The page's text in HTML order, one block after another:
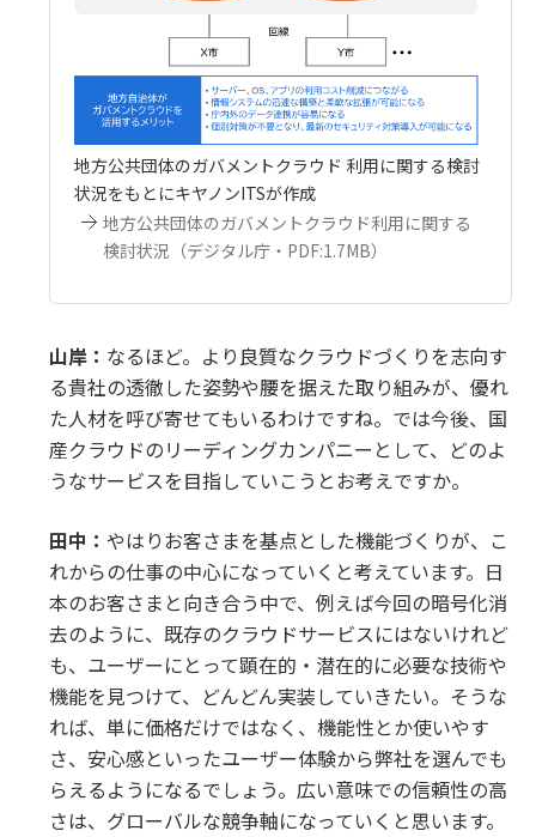
地方公共団体のガバメントクラウド 利用に関する検討
状況をもとにキヤノンITSが作成
地方公共団体のガバメントクラウド利用に関する
検討状況（デジタル庁・PDF:1.7MB）
山岸： なるほど。より良質なクラウドづくりを志向す
る貴社の透徹した姿勢や腰を据えた取り組みが、優れ
た人材を呼び寄せてもいるわけですね。では今後、国
産クラウドのリーディングカンパニーとして、どのよ
うなサービスを目指していこうとお考えですか。
田中： やはりお客さまを基点とした機能づくりが、こ
れからの仕事の中心になっていくと考えています。日
本のお客さまと向き合う中で、例えば今回の暗号化消
去のように、既存のクラウドサービスにはないけれど
も、ユーザーにとって顕在的・潜在的に必要な技術や
機能を見つけて、どんどん実装していきたい。そうな
れば、単に価格だけではなく、機能性とか使いやす
さ、安心感といったユーザー体験から弊社を選んでも
らえるようになるでしょう。広い意味での信頼性の高
さは、グローバルな競争軸になっていくと思います。